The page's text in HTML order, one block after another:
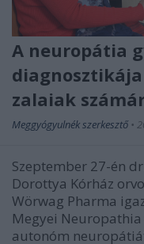
A neuropátia
zalaiak
Meggyógyulnék szerkesztő •
Szeptember 27-én
Dorottya Kórház
Wörwag Pharma
Megyei
autonóm